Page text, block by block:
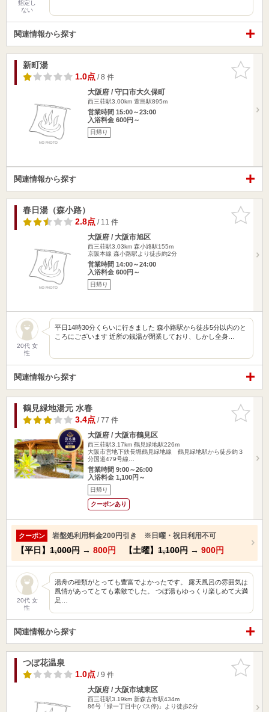
指定し
ない
関連情報から探す
お気に入
りに追加
新町湯
1.0点/ 8 件
大阪府 / 守口市大久保町
西三荘駅3.00km 萱島駅895m
営業時間 15:00～23:00
入浴料金 600円～
日帰り
関連情報から探す
お気に入
りに追加
春日湯（森小路）
2.8点/ 11 件
大阪府 / 大阪市旭区
西三荘駅3.03km 森小路駅155m
京阪本線 森小路駅より徒歩約2分
営業時間 14:00～24:00
入浴料金 600円～
日帰り
20代 女
性
平日14時30分くらいに行きました 森小路駅から徒歩5分以内のと
ころにございます 近所の銭湯が閉業しており、しかし全身…
関連情報から探す
お気に入
りに追加
鶴見緑地湯元 水春
3.4点/ 77 件
大阪府 / 大阪市鶴見区
西三荘駅3.17km 鶴見緑地駅226m
大阪市営地下鉄長堀鶴見緑地線 鶴見緑地駅から徒歩約３
分国道479号線…
営業時間 9:00～26:00
入浴料金 1,100円～
日帰り
クーポンあり
クーポン 岩盤処利用料金200円引き ※日曜・祝日利用不可
【平日】 1,000円 → 800円 【土曜】 1,100円 → 900円
20代 女
性
湯舟の種類がとっても豊富でよかったです。 露天風呂の雰囲気は
風情があってとても素敵でした。 つぼ湯もゆっくり楽しめて大満
足…
関連情報から探す
お気に入
りに追加
つぼ花温泉
1.0点/ 9 件
大阪府 / 大阪市城東区
西三荘駅3.19km 新森古市駅434m
86号「緑一丁目中(バス停)」より徒歩2分